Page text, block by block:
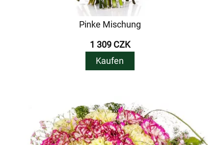
Pinke Mischung
1 309 CZK
Kaufen